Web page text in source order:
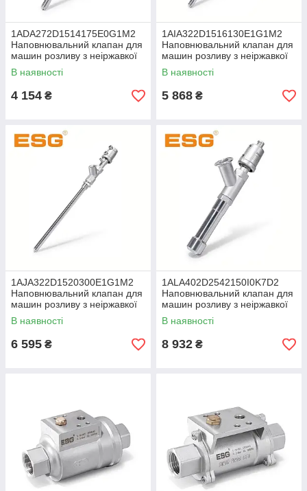
1ADA272D1514175E0G1M2
Наповнювальний клапан для
машин розливу з неіржавкої
сталі AISI 316
В наявності
4 154 ₴
1AIA322D1516130E1G1M2
Наповнювальний клапан для
машин розливу з неіржавкої
сталі AISI 316
В наявності
5 868 ₴
1AJA322D1520300E1G1M2
Наповнювальний клапан для
машин розливу з неіржавкої
сталі AISI 316
В наявності
6 595 ₴
1ALA402D2542150I0K7D2
Наповнювальний клапан для
машин розливу з неіржавкої
сталі AISI 316
В наявності
8 932 ₴